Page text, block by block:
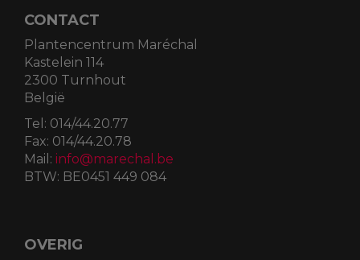
CONTACT
Plantencentrum Maréchal
Kastelein 114
2300 Turnhout
België
Tel: 014/44.20.77
Fax: 014/44.20.78
Mail: info@marechal.be
BTW: BE0451 449 084
OVERIG